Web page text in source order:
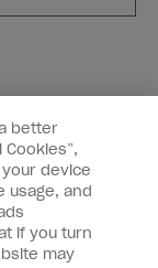
better
device
usage, and
if you turn
may